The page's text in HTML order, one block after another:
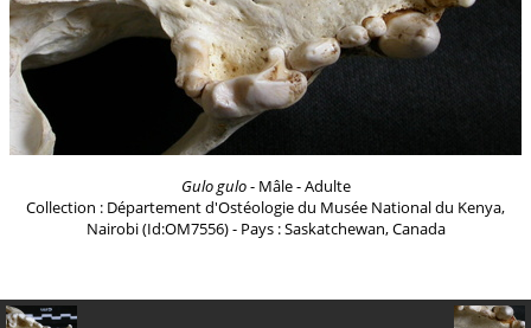
Gulo gulo- Mâle - Adulte
Collection : Département d'Ostéologie du Musée National du Kenya,
Nairobi (Id:OM7556) - Pays : Saskatchewan, Canada